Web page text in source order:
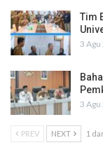
Tim
3
3
PREV NEXT 1